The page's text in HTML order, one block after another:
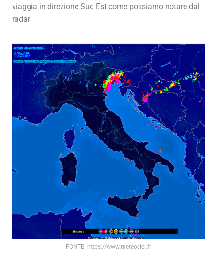
viaggia in direzione Sud Est come possiamo notare dal
radar:
FONTE: https://www.meteociel.fr